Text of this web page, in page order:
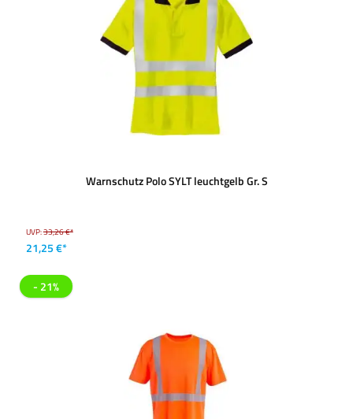
Warnschutz Polo SYLT leuchtgelb Gr. S
UVP:33,26 €*
21,25 €*
- 21%